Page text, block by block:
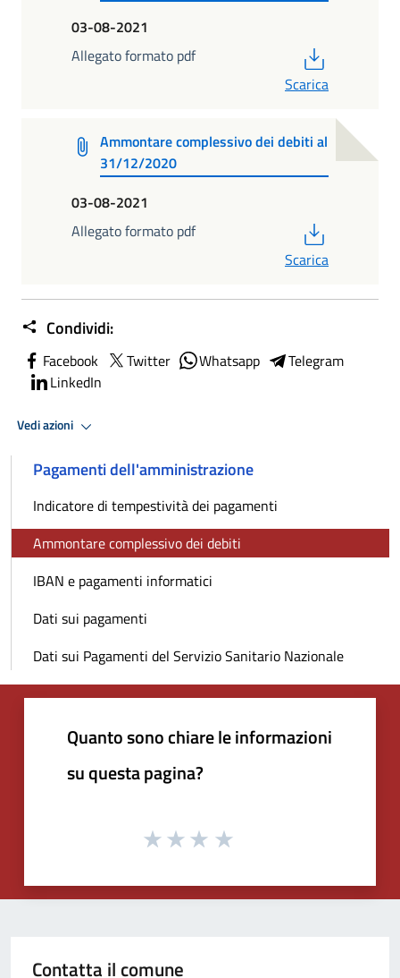
03-08-2021
Allegato formato pdf
Scarica
Ammontare complessivo dei debiti al
31/12/2020
03-08-2021
Allegato formato pdf
Scarica
Condividi:
Facebook Twitter Whatsapp
Telegram
LinkedIn
Vedi azioni
Pagamenti dell'amministrazione
Indicatore di tempestività dei pagamenti
Ammontare complessivo dei debiti
IBAN e pagamenti informatici
Dati sui pagamenti
Dati sui Pagamenti del Servizio Sanitario Nazionale
Quanto sono chiare le informazioni
su questa pagina?
Contatta il comune